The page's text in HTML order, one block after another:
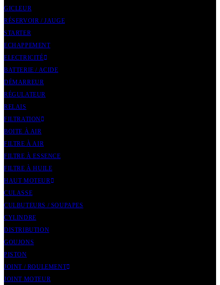
GICLEUR
RÉSERVOIR / JAUGE
STARTER
ECHAPPEMENT
ELECTRICITÉ
BATTERIE / ACIDE
DÉMARREUR
RÉGULATEUR
RELAIS
FILTRATION
BOITE À AIR
FILTRE À AIR
FILTRE À ESSENCE
FILTRE À HUILE
HAUT MOTEUR
CULASSE
CULBUTEURS / SOUPAPES
CYLINDRE
DISTRIBUTION
GOUJONS
PISTON
JOINT / ROULEMENT
JOINT MOTEUR